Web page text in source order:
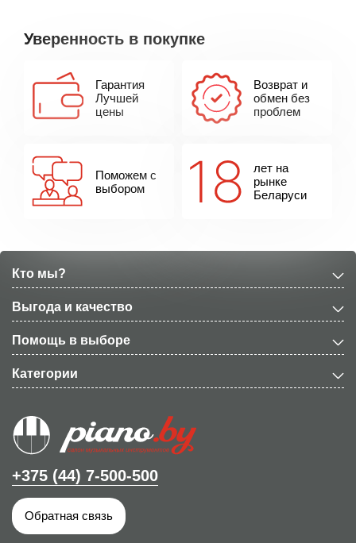
Уверенность в покупке
Гарантия
Лучшей
цены
Возврат и
обмен без
проблем
Поможем с
выбором
лет на
рынке
Беларуси
Кто мы?
Выгода и качество
Помощь в выборе
Категории
+375 (44) 7-500-500
Обратная связь